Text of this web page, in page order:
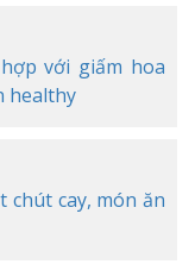
với giấm hoa
healthy
cay, món ăn